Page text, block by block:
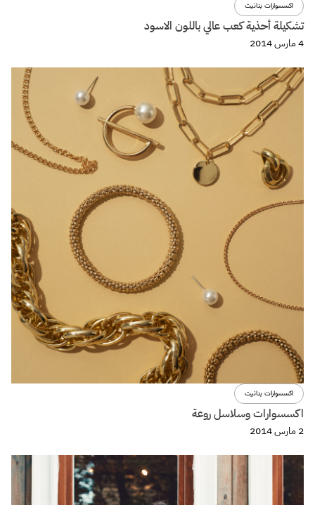
اكسسوارات بنانيت
تشكيلة أحذية كعب عالي باللون الاسود
4 مارس 2014
اكسسوارات بنانيت
اكسسوارات وسلاسل روعة
2 مارس 2014